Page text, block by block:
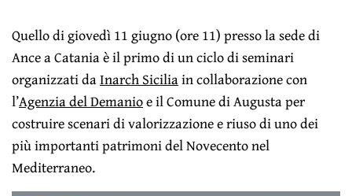
Quello di giovedì 11 giugno (ore 11) presso la sede di
Ance a Catania è il primo di un ciclo di seminari
organizzati daInarch Siciliain collaborazione con
l’Agenzia del Demanioe il Comune di Augusta per
costruire scenari di valorizzazione e riuso di uno dei
più importanti patrimoni del Novecento nel
Mediterraneo.